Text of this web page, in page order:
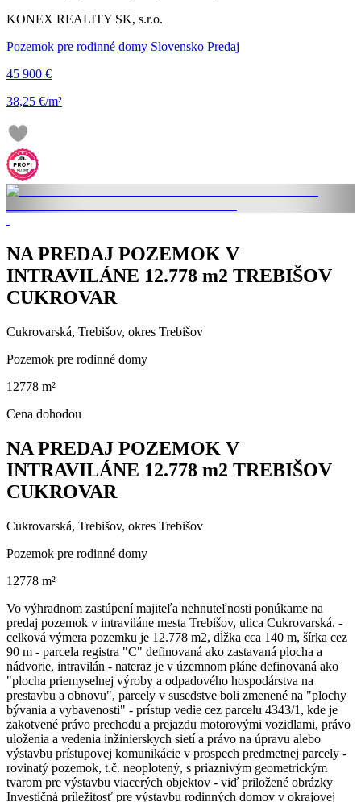
KONEX REALITY SK, s.r.o.
Pozemok pre rodinné domy Slovensko Predaj
45 900 €
38,25 €/m²
NA PREDAJ POZEMOK V
INTRAVILÁNE 12.778 m2 TREBIŠOV
CUKROVAR
Cukrovarská, Trebišov, okres Trebišov
Pozemok pre rodinné domy
12778 m²
Cena dohodou
NA PREDAJ POZEMOK V
INTRAVILÁNE 12.778 m2 TREBIŠOV
CUKROVAR
Cukrovarská, Trebišov, okres Trebišov
Pozemok pre rodinné domy
12778 m²
Vo výhradnom zastúpení majiteľa nehnuteľnosti ponúkame na
predaj pozemok v intraviláne mesta Trebišov, ulica Cukrovarská. -
celková výmera pozemku je 12.778 m2, dĺžka cca 140 m, šírka cez
90 m - parcela registra "C" definovaná ako zastavaná plocha a
nádvorie, intravilán - nateraz je v územnom pláne definovaná ako
"plocha priemyselnej výroby a odpadového hospodárstva na
prestavbu a obnovu", parcely v susedstve boli zmenené na "plochy
bývania a vybavenosti" - prístup vedie cez parcelu 4343/1, kde je
zakotvené právo prechodu a prejazdu motorovými vozidlami, právo
uloženia a vedenia inžinierskych sietí a právo na úpravu alebo
výstavbu prístupovej komunikácie v prospech predmetnej parcely -
rovinatý pozemok, t.č. neoplotený, s priaznivým geometrickým
tvarom pre výstavbu viacerých objektov - viď priložené obrázky
Investičná príležitosť pre výstavbu rodinných domov v okrajovej